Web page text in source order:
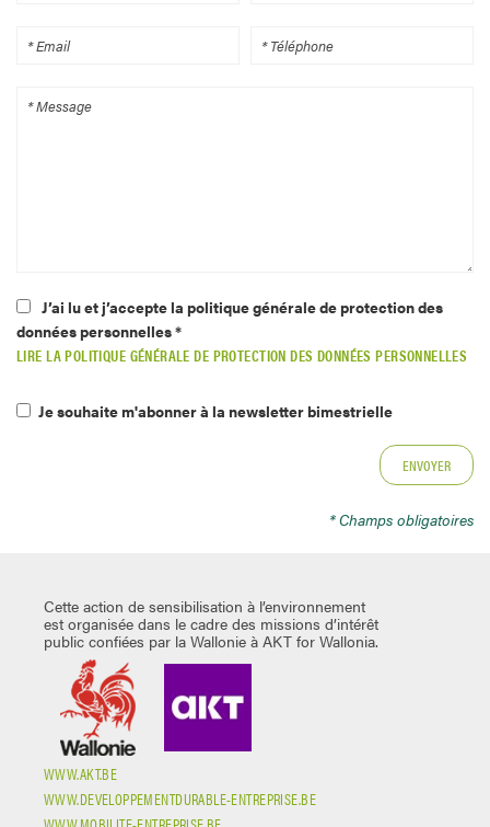
J’ai lu et j’accepte la politique générale de protection des
données personnelles *
LIRE LA POLITIQUE GÉNÉRALE DE PROTECTION DES DONNÉES PERSONNELLES
Je souhaite m'abonner à la newsletter bimestrielle
* Champs obligatoires
Cette action de sensibilisation à l’environnement
est organisée dans le cadre des missions d’intérêt
public confiées par la Wallonie à AKT for Wallonia.
WWW.AKT.BE
WWW.DEVELOPPEMENTDURABLE-ENTREPRISE.BE